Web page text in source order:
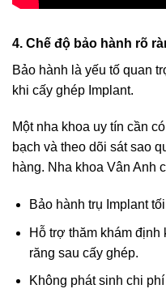
4. Chế độ bảo hành rõ
Bảo hành là yếu tố quan
khi cấy ghép Implant.
Một nha khoa uy tín cần
bạch và theo dõi sát sao
hàng. Nha khoa Vân Anh
Bảo hành trụ Implant
Hỗ trợ thăm khám định
răng sau cấy ghép.
Không phát sinh chi